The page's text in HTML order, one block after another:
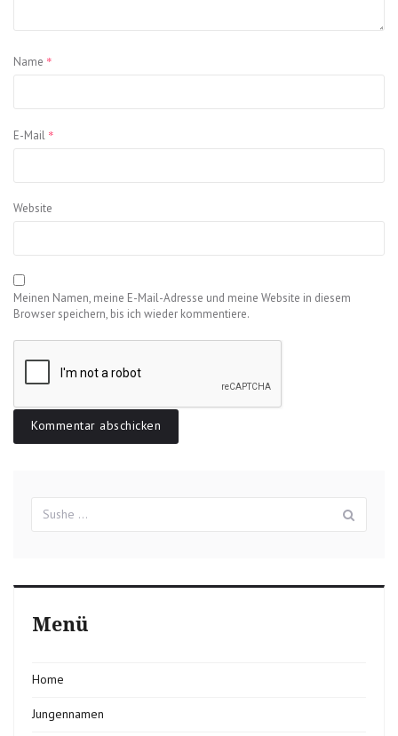
Name *
E-Mail *
Website
Meinen Namen, meine E-Mail-Adresse und meine Website in diesem
Browser speichern, bis ich wieder kommentiere.
für:
Menü
Home
Jungennamen